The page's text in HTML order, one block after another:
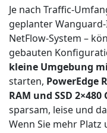
Je nach Traffic-
geplanter
NetFlow-System –
gebauten
kleine Umgebung
starten, PowerEdge
RAM und SSD 2×480
sparsam, leise und
Wenn Sie mehr